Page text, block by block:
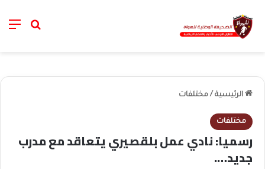
خانة
الرئيسية / مختلفات
مختلفات
رسميا: نادي عمل بلقصيري يتعاقد مع مدرب
جديد….